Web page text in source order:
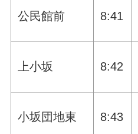
公民館前 8:41
上小坂 8:42
小坂団地東 8:43